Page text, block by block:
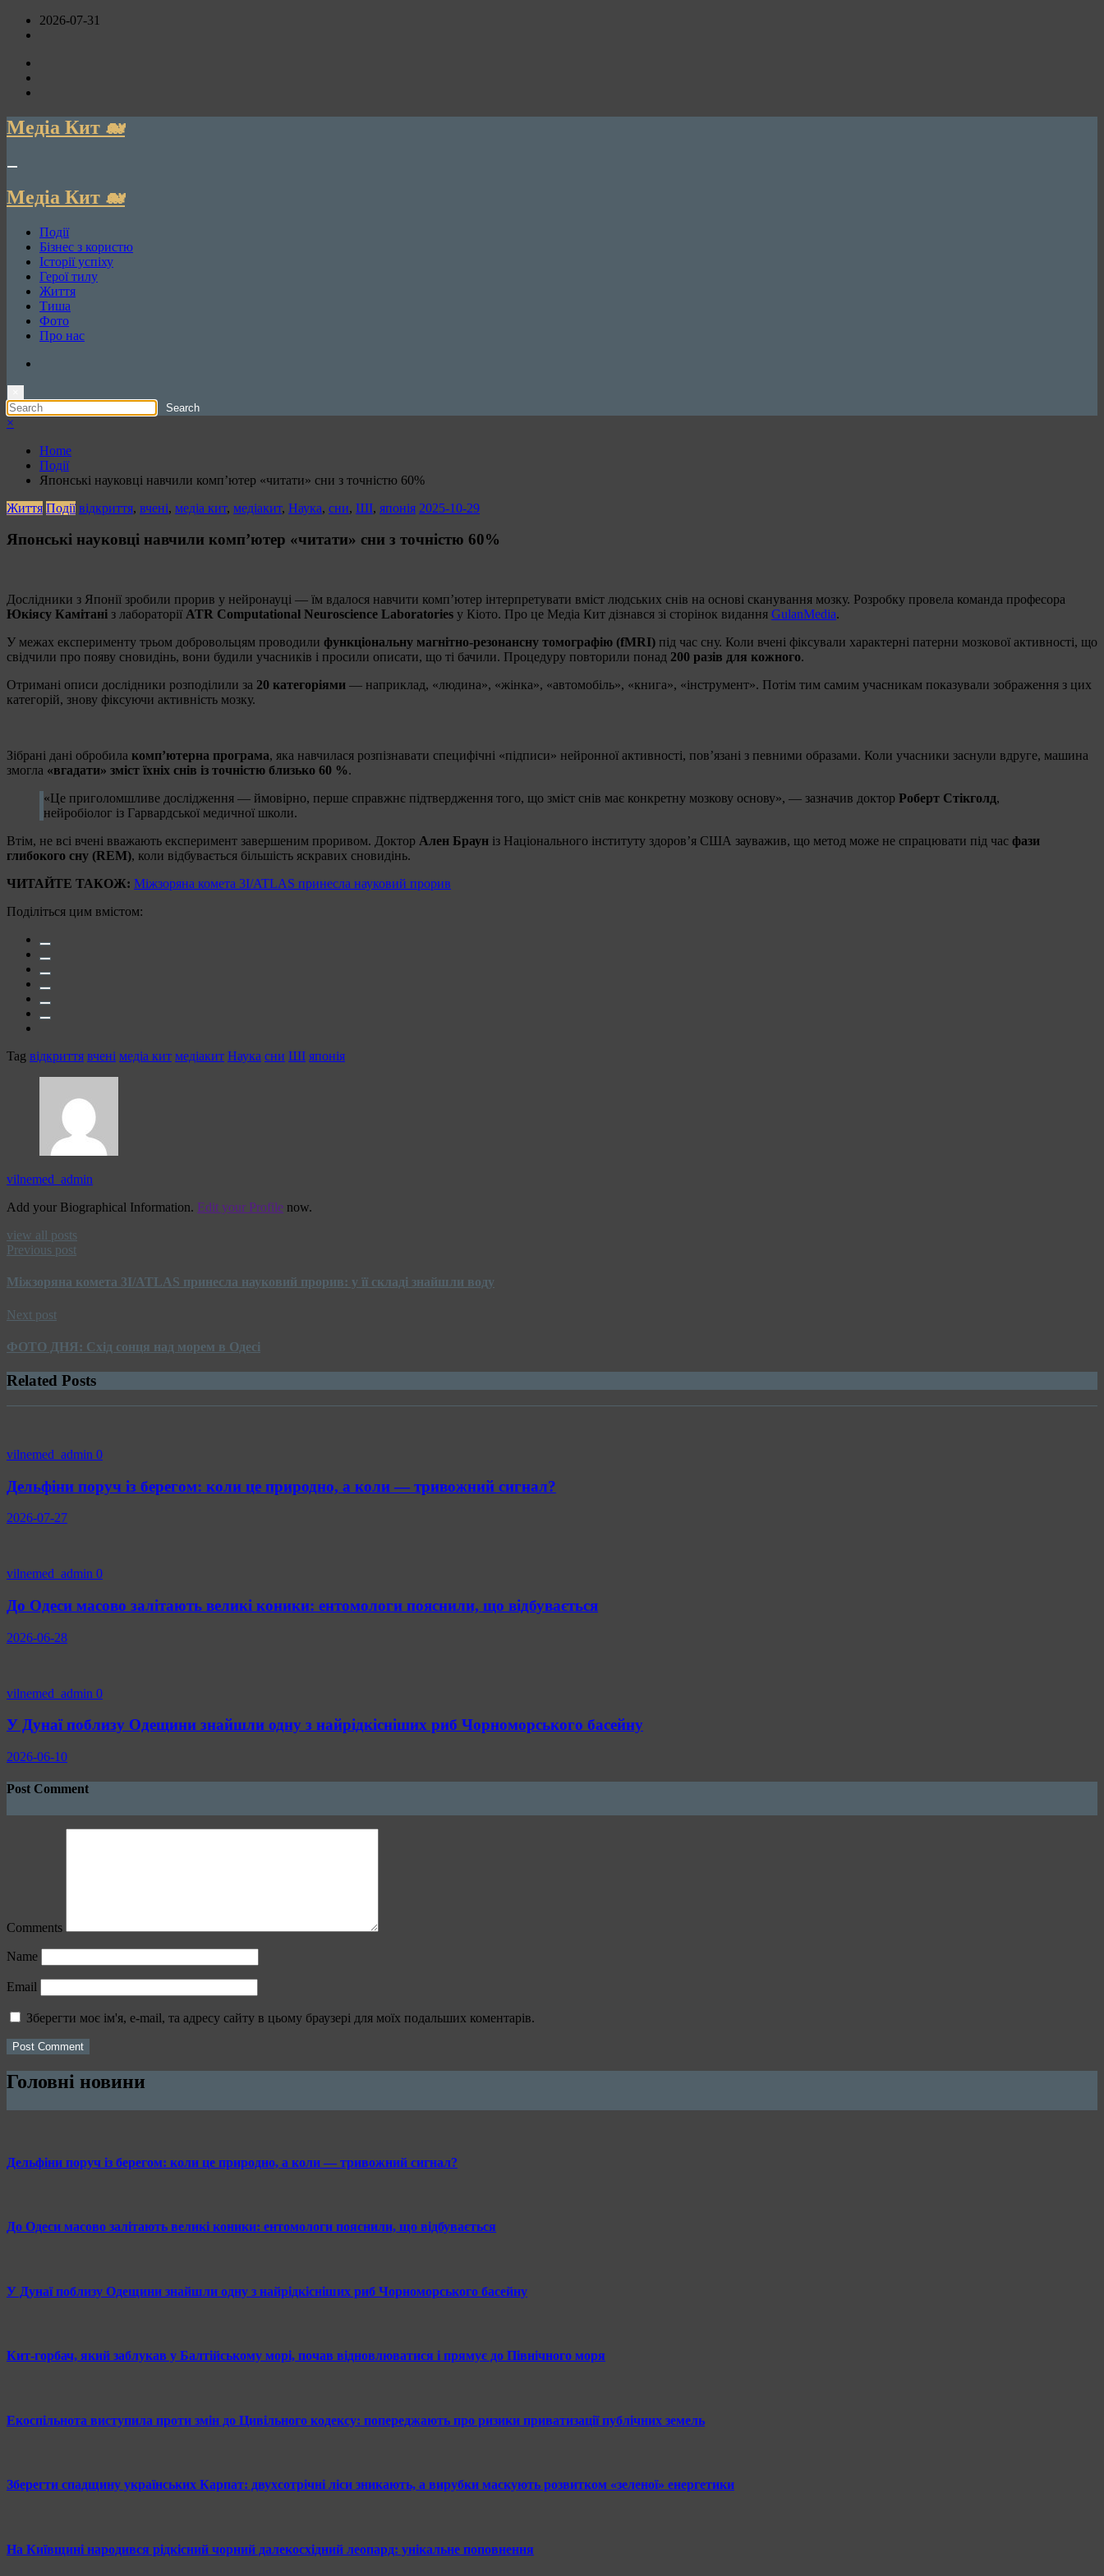
Перейти2026-07-31
Медіа Кит 🐋
Медіа Кит 🐋
Події
Бізнес з користю
Історії успіху
Герої тилу
Життя
Тиша
Фото
Про нас
×
Home
Події
Японські науковці навчили комп’ютер «читати» сни з точністю 60%
Життя Події відкриття, вчені, медіа кит, медіакит, Наука, сни, ШІ, японія 2025-10-29
Японські науковці навчили комп’ютер «читати» сни з точністю 60%
Дослідники з Японії зробили прорив у нейронауці — їм вдалося навчити комп’ютер інтерпретувати вміст людських снів на основі сканування мозку. Розробку провела команда професора
Юкіясу Камітані з лабораторії ATR Computational Neuroscience Laboratories у Кіото. Про це Медіа Кит дізнався зі сторінок видання GulanMedia.
У межах експерименту трьом добровольцям проводили функціональну магнітно-резонансну томографію (fMRI) під час сну. Коли вчені фіксували характерні патерни мозкової активності, що
свідчили про появу сновидінь, вони будили учасників і просили описати, що ті бачили. Процедуру повторили понад 200 разів для кожного.
Отримані описи дослідники розподілили за 20 категоріями — наприклад, «людина», «жінка», «автомобіль», «книга», «інструмент». Потім тим самим учасникам показували зображення з цих
категорій, знову фіксуючи активність мозку.
Зібрані дані обробила комп’ютерна програма, яка навчилася розпізнавати специфічні «підписи» нейронної активності, пов’язані з певними образами. Коли учасники заснули вдруге, машина
змогла «вгадати» зміст їхніх снів із точністю близько 60 %.
«Це приголомшливе дослідження — ймовірно, перше справжнє підтвердження того, що зміст снів має конкретну мозкову основу», — зазначив доктор Роберт Стікголд,
нейробіолог із Гарвардської медичної школи.
Втім, не всі вчені вважають експеримент завершеним проривом. Доктор Ален Браун із Національного інституту здоров’я США зауважив, що метод може не спрацювати під час фази
глибокого сну (REM), коли відбувається більшість яскравих сновидінь.
ЧИТАЙТЕ ТАКОЖ: Міжзоряна комета 3I/ATLAS принесла науковий прорив
Поділіться цим вмістом:
Tag відкриття вчені медіа кит медіакит Наука сни ШІ японія
vilnemed_admin
Add your Biographical Information. Edit your Profile now.
view all posts
Previous post
Міжзоряна комета 3I/ATLAS принесла науковий прорив: у її складі знайшли воду
Next post
ФОТО ДНЯ: Схід сонця над морем в Одесі
Related Posts
vilnemed_admin 0
Дельфіни поруч із берегом: коли це природно, а коли — тривожний сигнал?
2026-07-27
vilnemed_admin 0
До Одеси масово залітають великі коники: ентомологи пояснили, що відбувається
2026-06-28
vilnemed_admin 0
У Дунаї поблизу Одещини знайшли одну з найрідкісніших риб Чорноморського басейну
2026-06-10
Post Comment
Comments
Name
Email
Зберегти моє ім'я, e-mail, та адресу сайту в цьому браузері для моїх подальших коментарів.
Головні новини
Дельфіни поруч із берегом: коли це природно, а коли — тривожний сигнал?
До Одеси масово залітають великі коники: ентомологи пояснили, що відбувається
У Дунаї поблизу Одещини знайшли одну з найрідкісніших риб Чорноморського басейну
Кит-горбач, який заблукав у Балтійському морі, почав відновлюватися і прямує до Північного моря
Екоспільнота виступила проти змін до Цивільного кодексу: попереджають про ризики приватизації публічних земель
Зберегти спадщину українських Карпат: двухсотрічні ліси зникають, а вирубки маскують розвитком «зеленої» енергетики
На Київщині народився рідкісний чорний далекосхідний леопард: унікальне поповнення